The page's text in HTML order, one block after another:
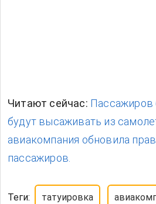
Читают сейчас: Пассажиров
будут высаживать из
авиакомпания обновила
пассажиров.
Теги: татуировка